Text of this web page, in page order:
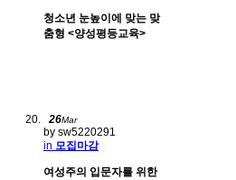
청소년 눈높이에 맞는 맞
춤형 <양성평등교육>
26Mar
by sw5220291
in 모집마감
여성주의 입문자를 위한